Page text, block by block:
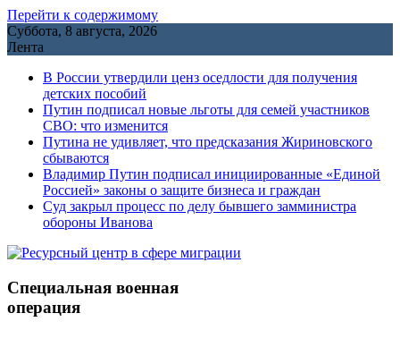
Перейти к содержимому
Суббота, 8 августа, 2026
Лента
В России утвердили ценз оседлости для получения
детских пособий
Путин подписал новые льготы для семей участников
СВО: что изменится
Путина не удивляет, что предсказания Жириновского
сбываются
Владимир Путин подписал инициированные «Единой
Россией» законы о защите бизнеса и граждан
Cуд закрыл процесс по делу бывшего замминистра
обороны Иванова
Специальная военная
операция